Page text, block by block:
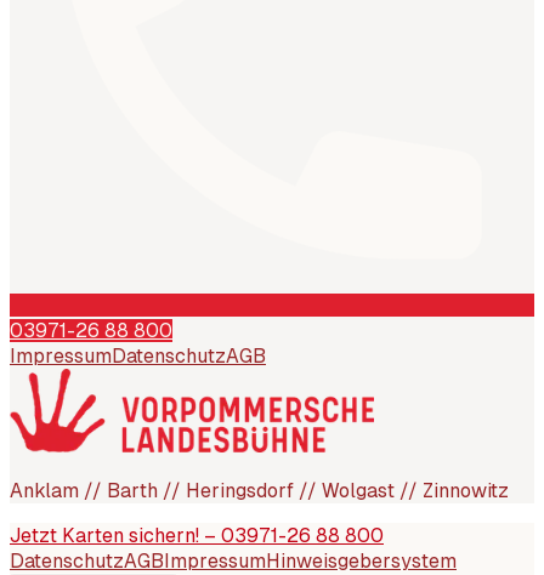
03971-26 88 800
Impressum DatenschutzAGB
Anklam // Barth // Heringsdorf // Wolgast // Zinnowitz
Jetzt Karten sichern! – 03971-26 88 800
DatenschutzAGB ImpressumHinweisgebersystem